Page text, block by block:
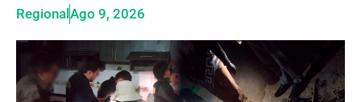
Regional Ago 9, 2026